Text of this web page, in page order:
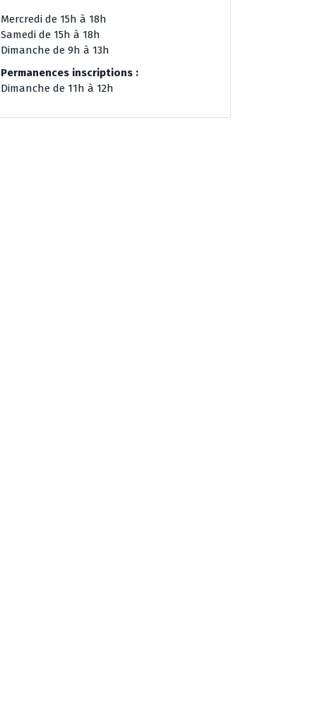
Mercredi de 15h à 18h
Samedi de 15h à 18h
Dimanche de 9h à 13h
Permanences inscriptions :
Dimanche de 11h à 12h